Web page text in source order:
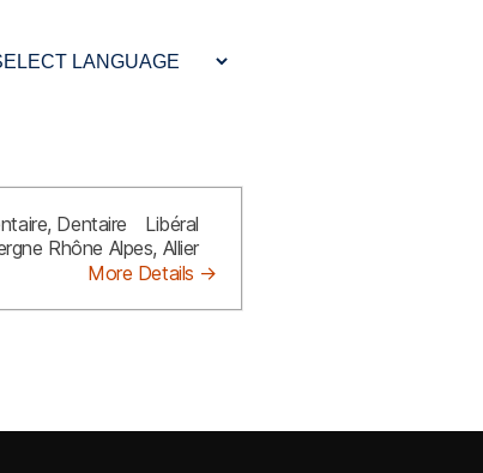
Dentaire
Libéral
Rhône Alpes Allier
More Details